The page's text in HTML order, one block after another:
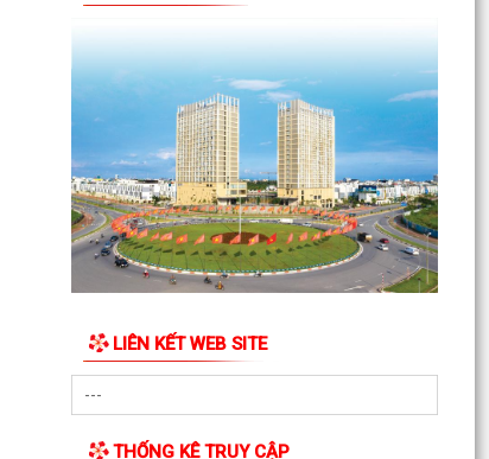
LIÊN KẾT WEB SITE
THỐNG KÊ TRUY CẬP